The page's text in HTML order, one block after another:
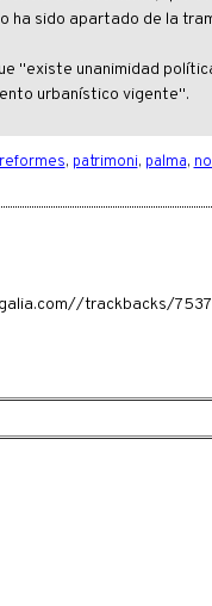
ha sido apartado de la
"existe unanimidad
urbanístico vigente".
reformes, patrimoni, palma,
trackbacks/